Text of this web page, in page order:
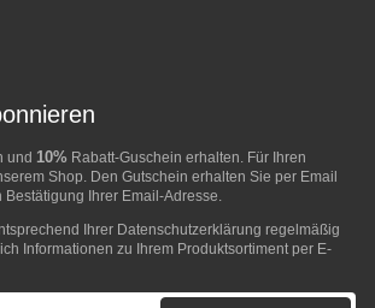
und 10% Rabatt-Guschein erhalten. Für Ihren
Shop. Den Gutschein erhalten Sie per Email
Ihrer Email-Adresse.
Ihrer Datenschutzerklärung regelmäßig
Informationen zu Ihrem Produktsortiment per E-